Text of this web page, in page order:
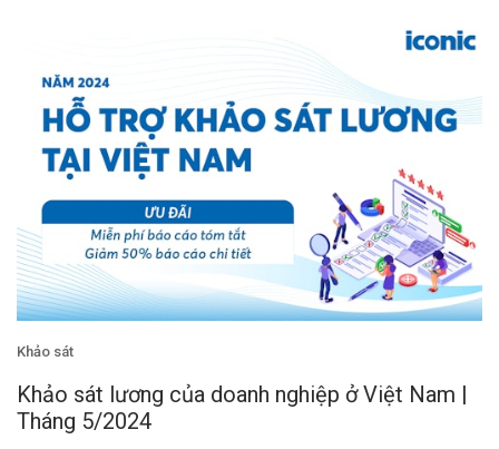
Khảo sát
Khảo sát lương của doanh nghiệp ở Việt Nam |
Tháng 5/2024